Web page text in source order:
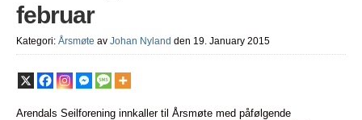
februar
Kategori: Årsmøte av Johan Nyland den 19. January 2015
Arendals Seilforening innkaller til Årsmøte med påfølgende